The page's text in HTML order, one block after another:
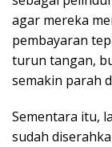
agar mereka
pembayaran
turun tangan,
semakin parah
Sementara itu,
sudah